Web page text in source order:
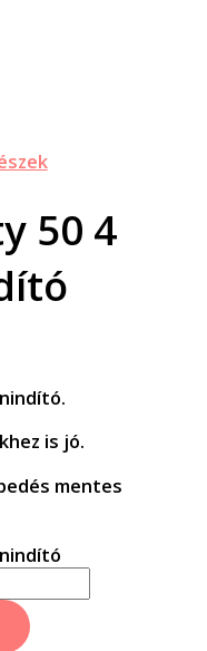
50 4
is jó.
mentes